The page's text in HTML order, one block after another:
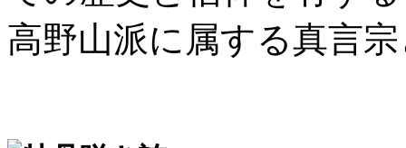
高野山派に属する真言